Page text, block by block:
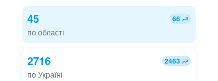
45 66
по області
2716 2463
по Україні